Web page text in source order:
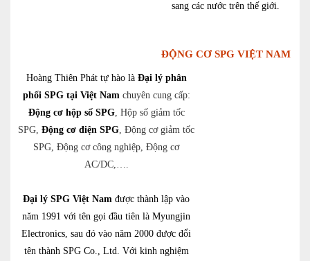
sang các nước trên thế giới.
ĐỘNG CƠ SPG VIỆT NAM
Hoàng Thiên Phát tự hào là Đại lý phân
phối SPG tại Việt Namchuyên cung cấp:
Động cơ hộp số SPG, Hộp số giảm tốc
SPG, Động cơ điện SPG, Động cơ giảm tốc
SPG, Động cơ công nghiệp, Động cơ
AC/DC,….
Đại lý SPG Việt Nam được thành lập vào
năm 1991 với tên gọi đầu tiên là Myungjin
Electronics, sau đó vào năm 2000 được đổi
tên thành SPG Co., Ltd. Với kinh nghiệm